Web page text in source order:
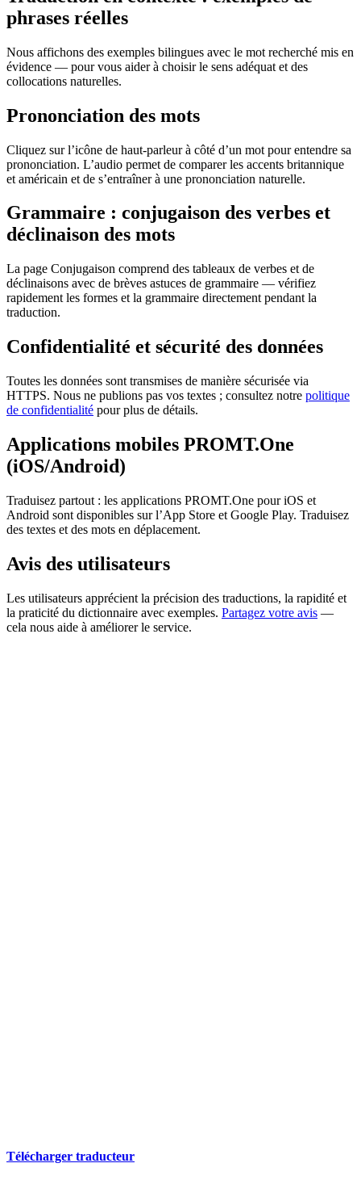
phrases réelles
Nous affichons des exemples bilingues avec le mot recherché mis en
évidence — pour vous aider à choisir le sens adéquat et des
collocations naturelles.
Prononciation des mots
Cliquez sur l’icône de haut-parleur à côté d’un mot pour entendre sa
prononciation. L’audio permet de comparer les accents britannique
et américain et de s’entraîner à une prononciation naturelle.
Grammaire : conjugaison des verbes et
déclinaison des mots
La page Conjugaison comprend des tableaux de verbes et de
déclinaisons avec de brèves astuces de grammaire — vérifiez
rapidement les formes et la grammaire directement pendant la
traduction.
Confidentialité et sécurité des données
Toutes les données sont transmises de manière sécurisée via
HTTPS. Nous ne publions pas vos textes ; consultez notre politique
de confidentialité pour plus de détails.
Applications mobiles PROMT.One
(iOS/Android)
Traduisez partout : les applications PROMT.One pour iOS et
Android sont disponibles sur l’App Store et Google Play. Traduisez
des textes et des mots en déplacement.
Avis des utilisateurs
Les utilisateurs apprécient la précision des traductions, la rapidité et
la praticité du dictionnaire avec exemples. Partagez votre avis —
cela nous aide à améliorer le service.
Télécharger traducteur